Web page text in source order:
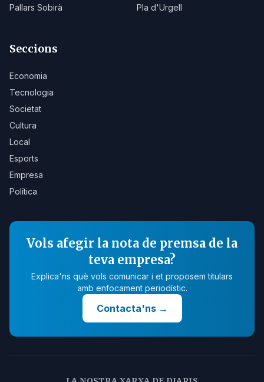
Pallars Sobirà
Pla d'Urgell
Seccions
Economia
Tecnologia
Societat
Cultura
Local
Esports
Empresa
Política
Vols afegir la nota de premsa de la
teva empresa?
Explica'ns què vols comunicar i et proposem titulars
amb enfocament periodístic.
Contacta'ns→